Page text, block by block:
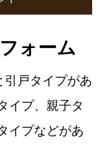
ォーム
引戸タイプがあ
イプ、親子タ
イプなどがあ